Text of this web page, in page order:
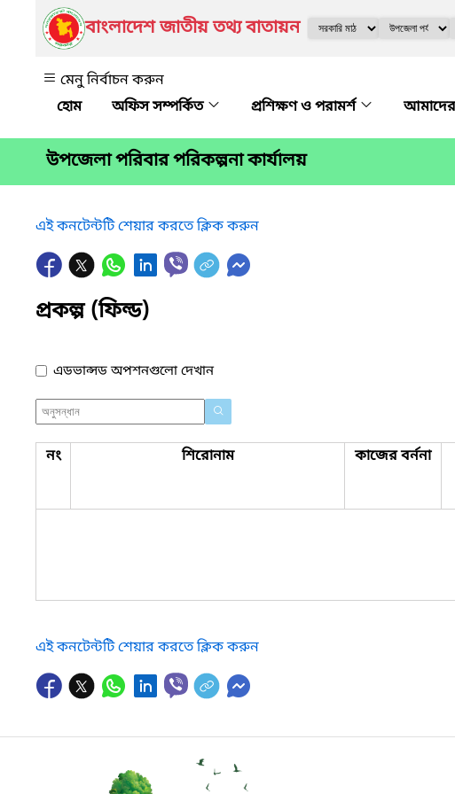
বাংলাদেশ জাতীয় তথ্য বাতায়ন
মেনু নির্বাচন করুন
অফিস সম্পর্কিত
প্রশিক্ষণ ও পরামর্শ
উপজেলা পরিবার পরিকল্পনা কার্যালয়
এই কনটেন্টটি শেয়ার করতে ক্লিক করুন
প্রকল্প (ফিল্ড)
এডভান্সড অপশনগুলো দেখান
নং শিরোনাম কাজের বর্ননা
এই কনটেন্টটি শেয়ার করতে ক্লিক করুন